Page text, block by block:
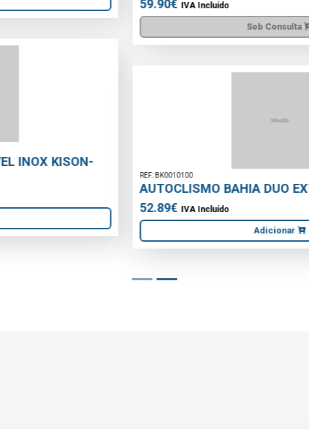
AUTOCLISMO BAHIA DUO EXTERIOR BRANCO
52.89€IVA Incluído